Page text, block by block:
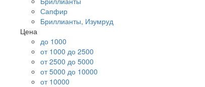
Сапфир
Бриллианты, Изумруд
Цена
до 1000
от 1000 до 2500
от 2500 до 5000
от 5000 до 10000
от 10000